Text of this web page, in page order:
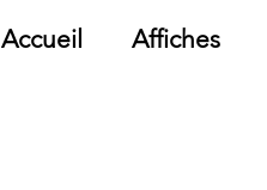
Accueil Affiches